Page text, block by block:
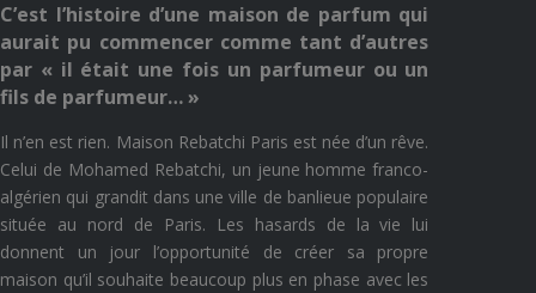
C’est l’histoire d’une maison de parfum qui
aurait pu commencer comme tant d’autres
par « il était une fois un parfumeur ou un
fils de parfumeur… »
Il n’en est rien. Maison Rebatchi Paris est née d’un rêve.
Celui de Mohamed Rebatchi, un jeune homme franco-
algérien qui grandit dans une ville de banlieue populaire
située au nord de Paris.
Les hasards de la vie lui
donnent un jour l’opportunité de créer sa propre
maison qu’il souhaite beaucoup plus en phase avec les